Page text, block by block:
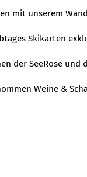
mit unserem
Skikarten
der SeeRose
Weine &